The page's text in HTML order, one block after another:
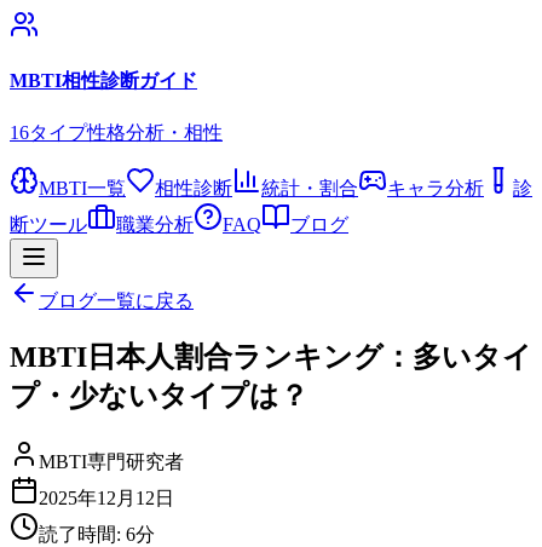
MBTI相性診断ガイド
16タイプ性格分析・相性
MBTI一覧 相性診断 統計・割合 キャラ分析
診
断ツール
職業分析 FAQ ブログ
ブログ一覧に戻る
MBTI日本人割合ランキング：多いタイ
プ・少ないタイプは？
MBTI専門研究者
2025年12月12日
読了時間: 6分